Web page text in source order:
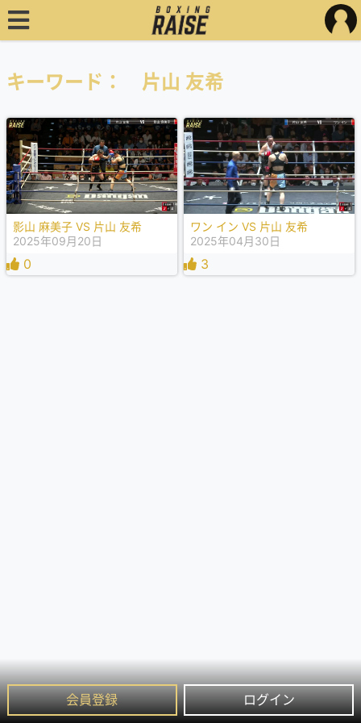
会員登録 ログイン
キーワード： 片山 友希
影山 麻美子 VS 片山 友希
2025年09月20日
0
ワン イン VS 片山 友希
2025年04月30日
3